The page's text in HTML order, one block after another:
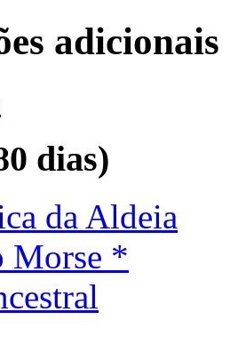
adicionais
dias)
da Aldeia
Morse *